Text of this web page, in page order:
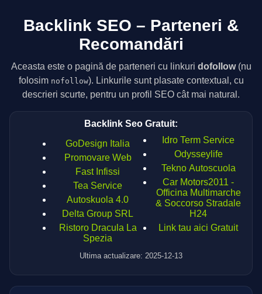
Backlink SEO – Parteneri &
Recomandări
Aceasta este o pagină de parteneri cu linkuri dofollow(nu
folosim nofollow). Linkurile sunt plasate contextual, cu
descrieri scurte, pentru un profil SEO cât mai natural.
Backlink Seo Gratuit:
GoDesign Italia
Promovare Web
Fast Infissi
Tea Service
Autoskuola 4.0
Delta Group SRL
Ristoro Dracula La
Spezia
Idro Term Service
Odysseylife
Tekno Autoscuola
Car Motors2011 -
Officina Multimarche
& Soccorso Stradale
H24
Link tau aici Gratuit
Ultima actualizare: 2025-12-13